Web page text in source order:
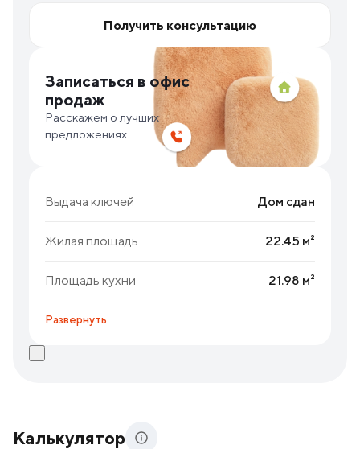
Получить консультацию
Записаться в офис
продаж
Расскажем о лучших
предложениях
Выдача ключей Дом сдан
Жилая площадь 22.45 м²
Площадь кухни 21.98 м²
Развернуть
Калькулятор